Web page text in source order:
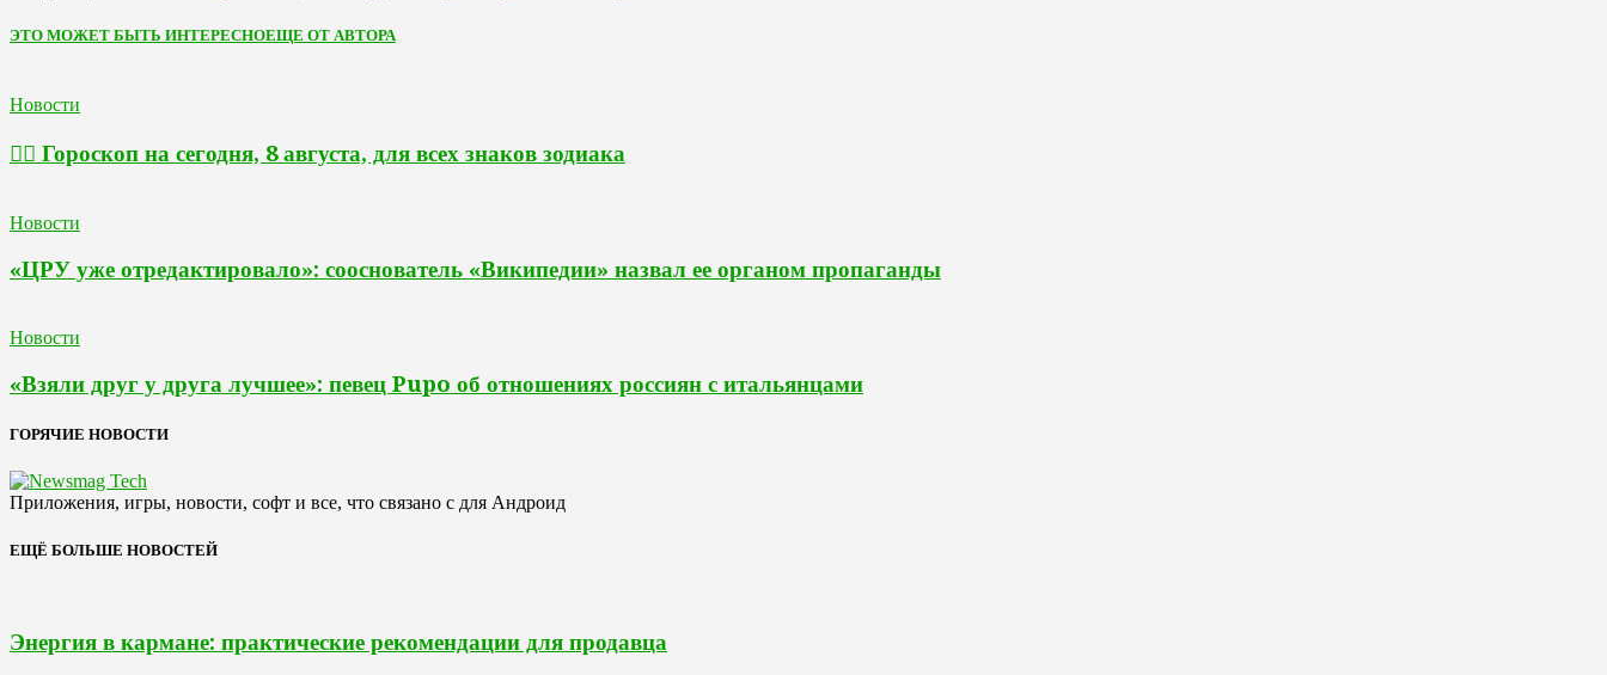
ЭТО МОЖЕТ БЫТЬ ИНТЕРЕСНОЕЩЕ ОТ АВТОРА
Новости
🧙‍♀ Гороскоп на сегодня, 8 августа, для всех знаков зодиака
Новости
«ЦРУ уже отредактировало»: сооснователь «Википедии» назвал ее органом пропаганды
Новости
«Взяли друг у друга лучшее»: певец Pupo об отношениях россиян с итальянцами
ГОРЯЧИЕ НОВОСТИ
Приложения, игры, новости, софт и все, что связано с для Андроид
ЕЩЁ БОЛЬШЕ НОВОСТЕЙ
Энергия в кармане: практические рекомендации для продавца